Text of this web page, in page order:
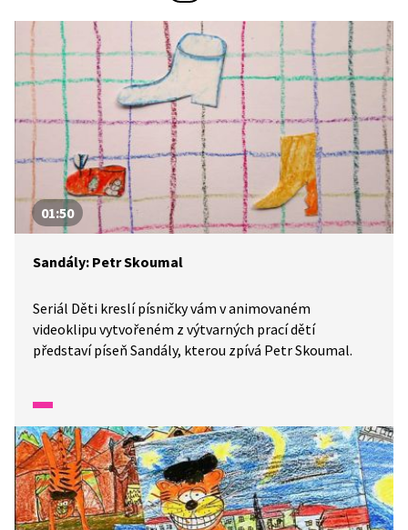
01:50
Sandály: Petr Skoumal
Seriál Děti kreslí písničky vám v animovaném
videoklipu vytvořeném z výtvarných prací dětí
představí píseň Sandály, kterou zpívá Petr Skoumal.